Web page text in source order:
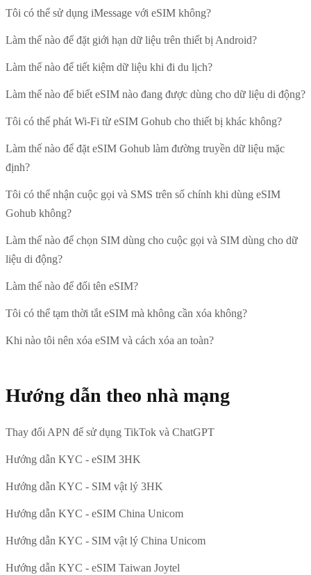
Tôi có thể sử dụng iMessage với eSIM không?
Làm thế nào để đặt giới hạn dữ liệu trên thiết bị Android?
Làm thế nào để tiết kiệm dữ liệu khi đi du lịch?
Làm thế nào để biết eSIM nào đang được dùng cho dữ liệu di động?
Tôi có thể phát Wi-Fi từ eSIM Gohub cho thiết bị khác không?
Làm thế nào để đặt eSIM Gohub làm đường truyền dữ liệu mặc
định?
Tôi có thể nhận cuộc gọi và SMS trên số chính khi dùng eSIM
Gohub không?
Làm thế nào để chọn SIM dùng cho cuộc gọi và SIM dùng cho dữ
liệu di động?
Làm thế nào để đổi tên eSIM?
Tôi có thể tạm thời tắt eSIM mà không cần xóa không?
Khi nào tôi nên xóa eSIM và cách xóa an toàn?
Hướng dẫn theo nhà mạng
Thay đổi APN để sử dụng TikTok và ChatGPT
Hướng dẫn KYC - eSIM 3HK
Hướng dẫn KYC - SIM vật lý 3HK
Hướng dẫn KYC - eSIM China Unicom
Hướng dẫn KYC - SIM vật lý China Unicom
Hướng dẫn KYC - eSIM Taiwan Joytel